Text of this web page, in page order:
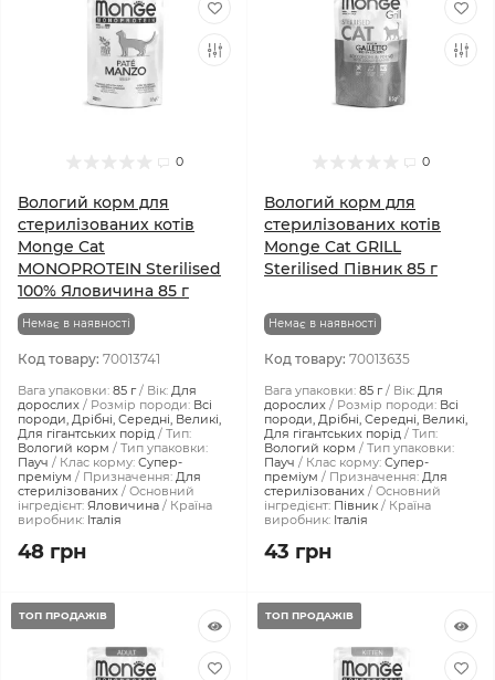
0
Вологий корм для
стерилізованих котів
Monge Cat
MONOPROTEIN Sterilised
100% Яловичина 85 г
Немає в наявності
Код товару: 70013741
Вага упаковки: 85 г Вік: Для
дорослих
Розмір породи: Всі
породи, Дрібні, Середні, Великі,
Для гігантських порід
Тип:
Вологий корм
Тип упаковки:
Пауч
Клас корму: Супер-
преміум
Призначення: Для
стерилізованих
Основний
інгредієнт: Яловичина
Країна
виробник: Італія
48 грн
0
Вологий корм для
стерилізованих котів
Monge Cat GRILL
Sterilised Півник 85 г
Немає в наявності
Код товару: 70013635
Вага упаковки: 85 г Вік: Для
дорослих
Розмір породи: Всі
породи, Дрібні, Середні, Великі,
Для гігантських порід
Тип:
Вологий корм
Тип упаковки:
Пауч
Клас корму: Супер-
преміум
Призначення: Для
стерилізованих
Основний
інгредієнт: Півник
Країна
виробник: Італія
43 грн
ТОП ПРОДАЖІВ ТОП ПРОДАЖІВ